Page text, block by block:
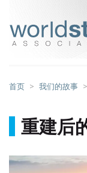
首页 我们的故事
重建后